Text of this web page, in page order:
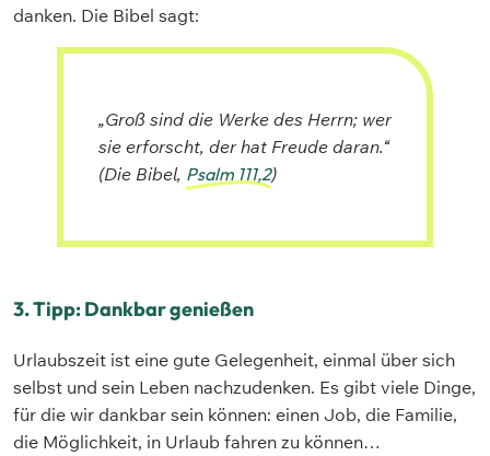
danken. Die Bibel sagt:
„Groß sind die Werke des Herrn; wer
sie erforscht, der hat Freude daran.“
(Die Bibel, Psalm 111,2)
3. Tipp: Dankbar genießen
Urlaubszeit ist eine gute Gelegenheit, einmal über sich
selbst und sein Leben nachzudenken. Es gibt viele Dinge,
für die wir dankbar sein können: einen Job, die Familie,
die Möglichkeit, in Urlaub fahren zu können…